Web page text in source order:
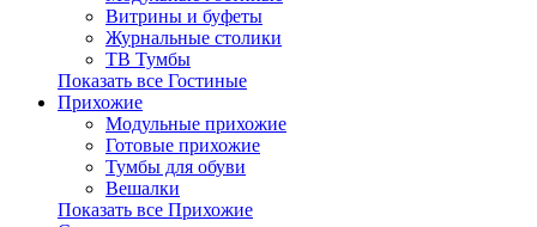
Витрины и буфеты
Журнальные столики
ТВ Тумбы
Показать все Гостиные
Прихожие
Модульные прихожие
Готовые прихожие
Тумбы для обуви
Вешалки
Показать все Прихожие